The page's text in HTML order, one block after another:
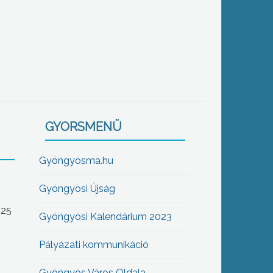
GYORSMENÜ
Gyöngyösma.hu
Gyöngyösi Újság
Gyöngyösi Kalendárium 2023
Pályázati kommunikáció